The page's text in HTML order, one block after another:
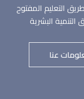
التعليم المفتوح
البشرية
عنا